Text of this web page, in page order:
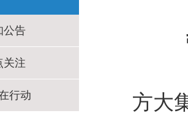
公告
关注
行动
方大